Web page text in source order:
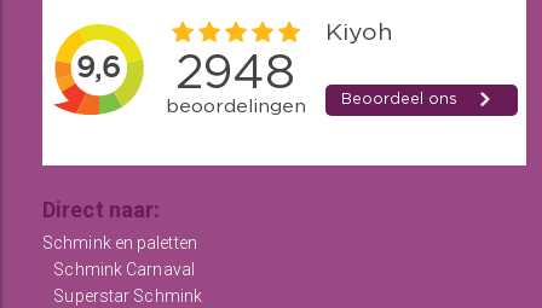
Direct naar:
Schmink en paletten
Schmink Carnaval
Superstar Schmink